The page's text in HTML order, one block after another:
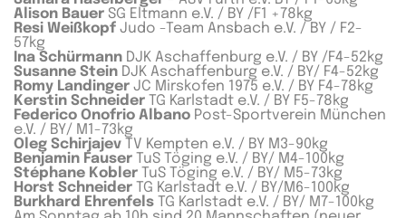
Alison Bauer SG Eltmann e.V. / BY /F1 +78kg
Resi Weißkopf Judo -Team Ansbach e.V. / BY / F2-
57kg
Ina Schürmann DJK Aschaffenburg e.V. / BY /F4-52kg
Susanne Stein DJK Aschaffenburg e.V. / BY/ F4-52kg
Romy Landinger JC Mirskofen 1975 e.V. / BY F4-78kg
Kerstin Schneider TG Karlstadt e.V. / BY F5-78kg
Federico Onofrio Albano Post-Sportverein München
e.V. / BY/ M1-73kg
Oleg Schirjajev TV Kempten e.V. / BY M3-90kg
Benjamin Fauser TuS Töging e.V. / BY/ M4-100kg
Stéphane Kobler TuS Töging e.V. / BY/ M5-73kg
Horst Schneider TG Karlstadt e.V. / BY/M6-100kg
Burkhard Ehrenfels TG Karlstadt e.V. / BY/ M7-100kg